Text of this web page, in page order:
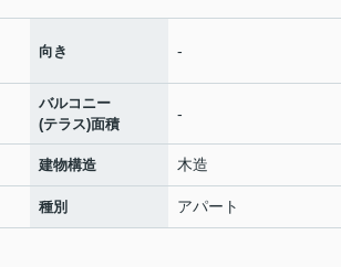
向き -
バルコニー
(テラス)面積
-
建物構造 木造
種別 アパート